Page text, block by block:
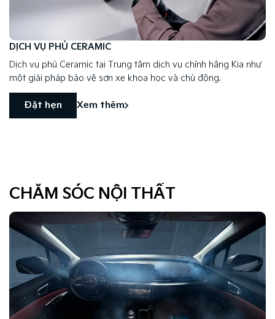
DỊCH VỤ PHỦ CERAMIC
Dịch vụ phủ Ceramic tại Trung tâm dịch vụ chính hãng Kia như
một giải pháp bảo vệ sơn xe khoa học và chủ động.
Đặt hẹn Xem thêm
CHĂM SÓC NỘI THẤT